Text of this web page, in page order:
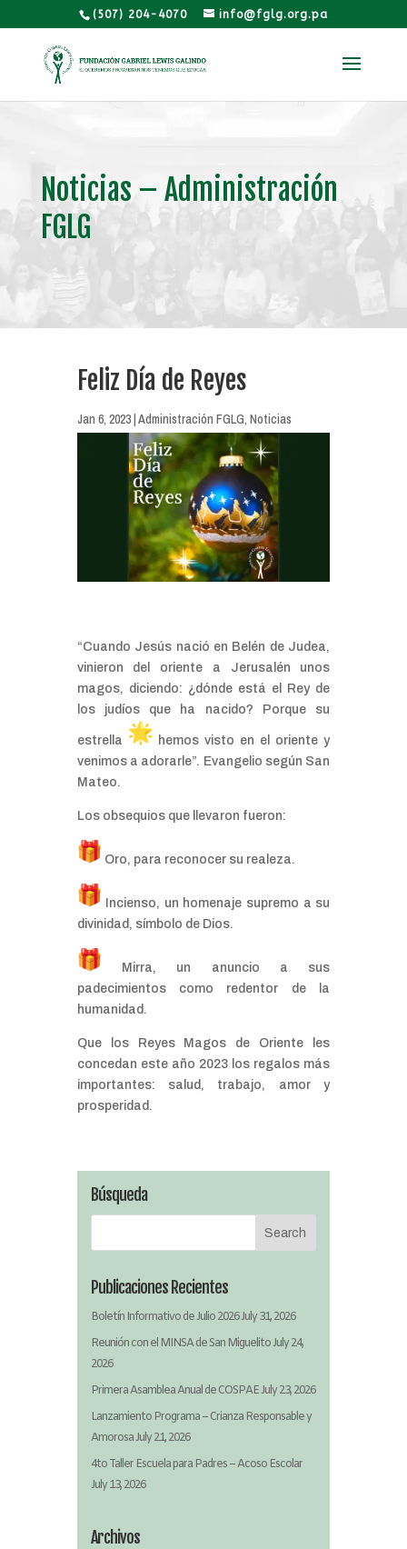
(507) 204-4070 info@fglg.org.pa
Noticias – Administración
FGLG
Feliz Día de Reyes
Jan 6, 2023|Administración FGLG, Noticias
“Cuando Jesús nació en Belén de Judea,
vinieron del oriente a Jerusalén unos
magos, diciendo: ¿dónde está el Rey de
los judíos que ha nacido? Porque su
estrella
hemos visto en el oriente y
venimos a adorarle”. Evangelio según San
Mateo.
Los obsequios que llevaron fueron:
Oro, para reconocer su realeza.
Incienso, un homenaje supremo a su
divinidad, símbolo de Dios.
Mirra, un anuncio a sus
padecimientos como redentor de la
humanidad.
Que los Reyes Magos de Oriente les
concedan este año 2023 los regalos más
importantes: salud, trabajo, amor y
prosperidad.
Búsqueda
Publicaciones Recientes
Boletín Informativo de Julio 2026July 31, 2026
Reunión con el MINSA de San MiguelitoJuly 24,
2026
Primera Asamblea Anual de COSPAEJuly 23, 2026
Lanzamiento Programa – Crianza Responsable y
AmorosaJuly 21, 2026
4to Taller Escuela para Padres – Acoso Escolar
July 13, 2026
Archivos